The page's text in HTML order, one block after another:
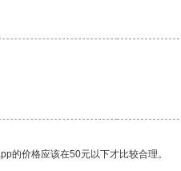
的价格应该在50元以下才比较合理。